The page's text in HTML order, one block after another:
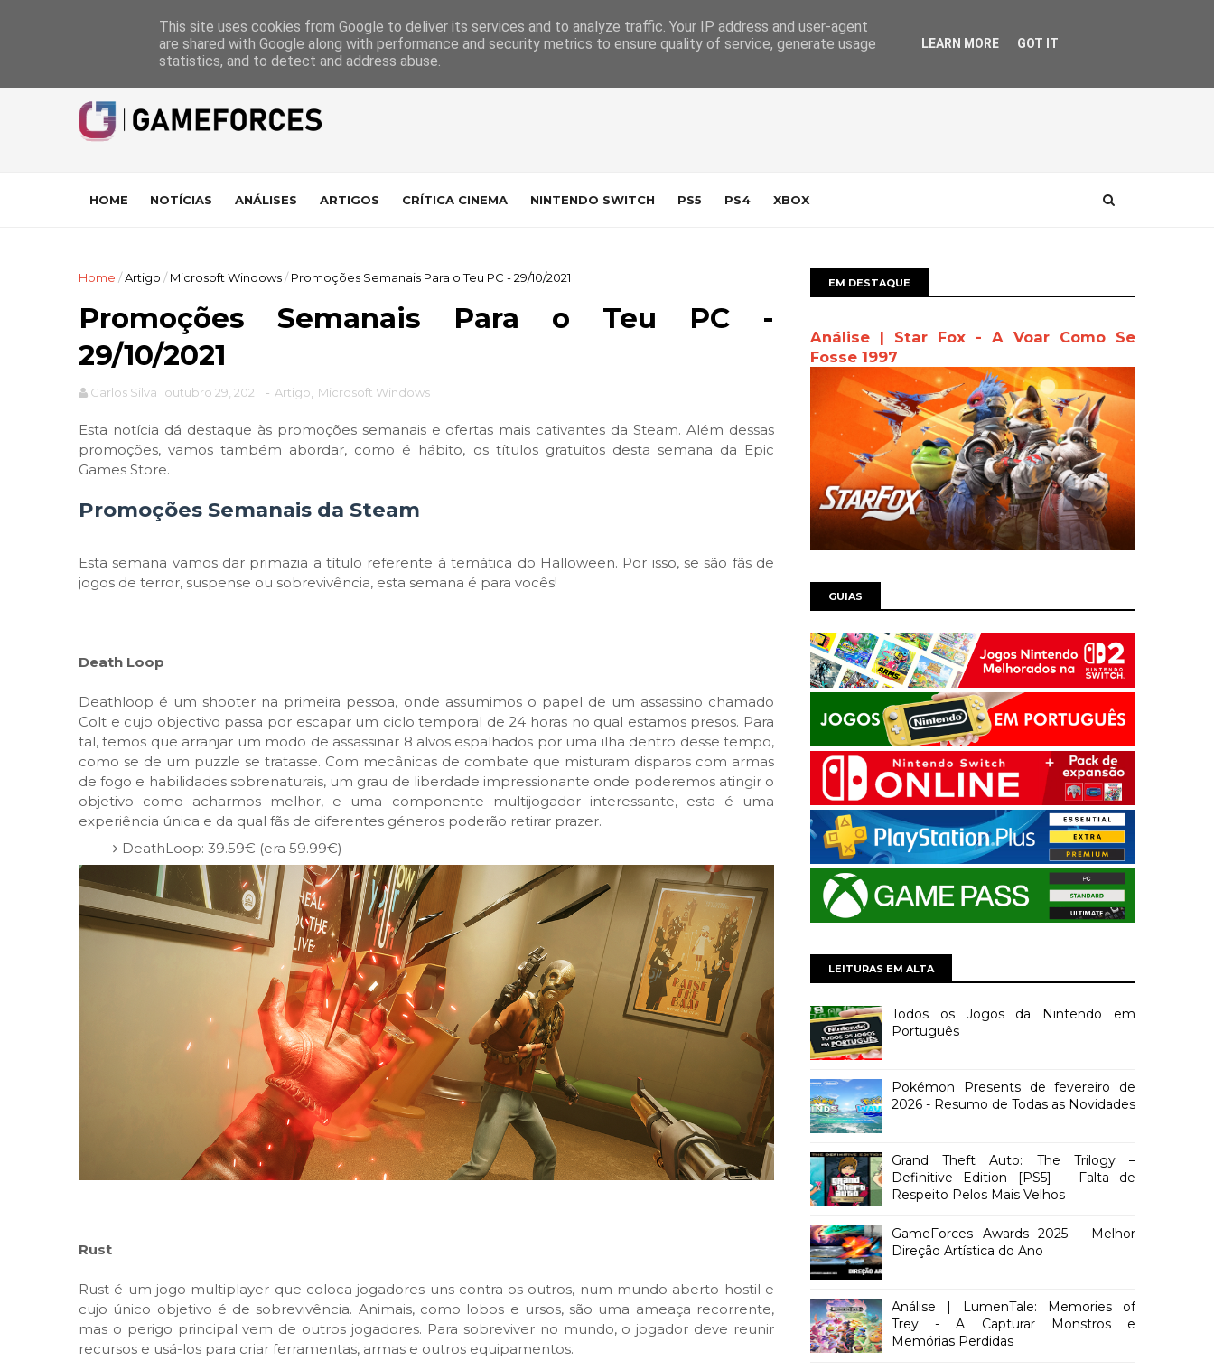
A equipa Pontuações das Análises Suporte da Indústria Contacto
HOME NOTÍCIAS ANÁLISES ARTIGOS CRÍTICA CINEMA NINTENDO SWITCH PS5 PS4 XBOX
Home /Artigo / Microsoft Windows/ Promoções Semanais Para o Teu PC - 29/10/2021
Promoções Semanais Para o Teu PC -
29/10/2021
Carlos Silva outubro 29, 2021 - Artigo Microsoft Windows
Esta notícia dá destaque às promoções semanais e ofertas mais cativantes da Steam. Além dessas
promoções, vamos também abordar, como é hábito, os títulos gratuitos desta semana da Epic
Games Store.
Promoções Semanais da Steam
Esta semana vamos dar primazia a título referente à temática do Halloween. Por isso, se são fãs de
jogos de terror, suspense ou sobrevivência, esta semana é para vocês!
Death Loop
Deathloop é um shooter na primeira pessoa, onde assumimos o papel de um assassino chamado
Colt e cujo objectivo passa por escapar um ciclo temporal de 24 horas no qual estamos presos. Para
tal, temos que arranjar um modo de assassinar 8 alvos espalhados por uma ilha dentro desse tempo,
como se de um puzzle se tratasse. Com mecânicas de combate que misturam disparos com armas
de fogo e habilidades sobrenaturais, um grau de liberdade impressionante onde poderemos atingir o
objetivo como acharmos melhor, e uma componente multijogador interessante, esta é uma
experiência única e da qual fãs de diferentes géneros poderão retirar prazer.
DeathLoop: 39.59€ (era 59.99€)
Rust
Rust é um jogo multiplayer que coloca jogadores uns contra os outros, num mundo aberto hostil e
cujo único objetivo é de sobrevivência. Animais, como lobos e ursos, são uma ameaça recorrente,
mas o perigo principal vem de outros jogadores. Para sobreviver no mundo, o jogador deve reunir
recursos e usá-los para criar ferramentas, armas e outros equipamentos.
EM DESTAQUE
Análise | Star Fox - A Voar Como Se
Fosse 1997
GUIAS
LEITURAS EM ALTA
Todos os Jogos da Nintendo em
Português
Pokémon Presents de fevereiro de
2026 - Resumo de Todas as Novidades
Grand Theft Auto: The Trilogy –
Definitive Edition [PS5] – Falta de
Respeito Pelos Mais Velhos
GameForces Awards 2025 - Melhor
Direção Artística do Ano
Análise | LumenTale: Memories of
Trey - A Capturar Monstros e
Memórias Perdidas
This site uses cookies from Google to deliver its services and to analyze traffic. Your IP address and user-agent
are shared with Google along with performance and security metrics to ensure quality of service, generate usage
statistics, and to detect and address abuse.
LEARN MORE GOT IT